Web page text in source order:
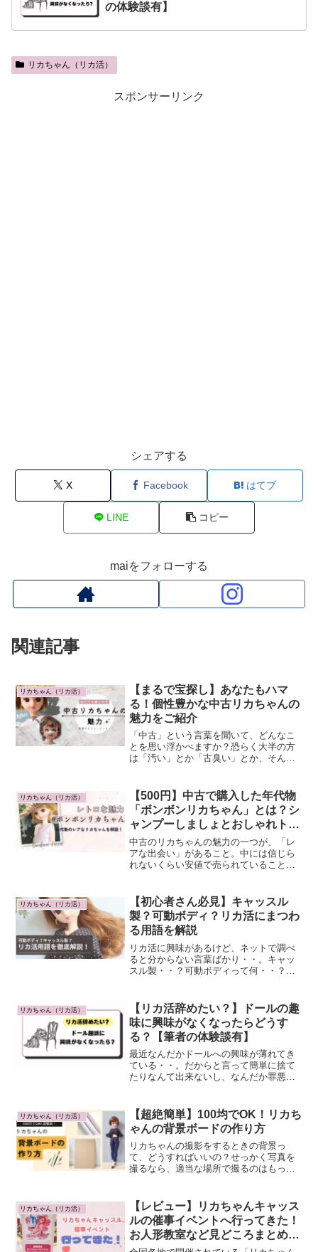
の体験談有】
リカちゃん（リカ活）
スポンサーリンク
シェアする
X Facebook はてブ
LINE コピー
maiをフォローする
関連記事
リカちゃん（リカ活）
【まるで宝探し】あなたもハマ
る！個性豊かな中古リカちゃんの
魅力をご紹介
「中古」という言葉を聞いて、どんなこ
とを思い浮かべますか？恐らく大半の方
は「汚い」とか「古臭い」とか、そんな
「人形」ともなると、心霊番組などのイ
メージもあり「怖い」なん...
リカちゃん（リカ活）
【500円】中古で購入した年代物
「ボンボンリカちゃん」とは？シ
ャンプーしましょとおしゃれトリ
オの深い関係
中古のリカちゃんの魅力の一つが、「レ
アな出会い」があること。中には信じら
れないくらい安値で売られていることも
は、筆者がリサイクルショップで500円で
購入した「ボンボンリ...
リカちゃん（リカ活）
【初心者さん必見】キャッスル
製？可動ボディ？リカ活にまつわ
る用語を解説
リカ活に興味があるけど、ネットで調べ
ると分からない言葉ばかり・・。キャッ
スル製・・？可動ボディって何・・？そ
言葉をまとめています。是非参考にして
みてくださいね。そもそもリ...
リカちゃん（リカ活）
【リカ活辞めたい？】ドールの趣
味に興味がなくなったらどうす
る？【筆者の体験談有】
最近なんだかドールへの興味が薄れてき
ている・・。だからと言って簡単に捨て
たりなんて出来ないし、なんだか罪悪感
いらっしゃるのでは？今回は、ドールに
興味がなくなったらどうしたら...
リカちゃん（リカ活）
【超絶簡単】100均でOK！リカち
ゃんの背景ボードの作り方
リカちゃんの撮影をするときの背景っ
て、どうすればいいの？せっかく写真を
撮るなら、適当な場所で撮るのはもった
分で作れたら・・という方も多いので
は？mai今回は、100均の...
リカちゃん（リカ活）
【レビュー】リカちゃんキャッス
ルの催事イベントへ行ってきた！
お人形教室など見どころまとめ
【2024最新】